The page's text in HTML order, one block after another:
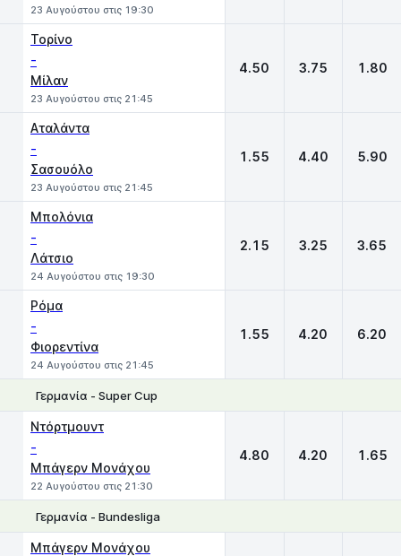
23 Αυγούστου στις 19:30
Τορίνο
-
Μίλαν
23 Αυγούστου στις 21:45
4.50 3.75 1.80
Αταλάντα
-
Σασουόλο
23 Αυγούστου στις 21:45
1.55 4.40 5.90
Μπολόνια
-
Λάτσιο
24 Αυγούστου στις 19:30
2.15 3.25 3.65
Ρόμα
-
Φιορεντίνα
24 Αυγούστου στις 21:45
1.55 4.20 6.20
Γερμανία - Super Cup
Ντόρτμουντ
-
Μπάγερν Μονάχου
22 Αυγούστου στις 21:30
4.80 4.20 1.65
Γερμανία - Bundesliga
Μπάγερν Μονάχου